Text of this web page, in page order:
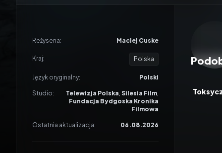
Reżyseria: Maciej Cuske
Kraj: Polska
Język oryginalny: Polski
Studio: Telewizja Polska, Silesia Film,
Fundacja Bydgoska Kronika
Filmowa
Ostatnia aktualizacja: 06.08.2026
FILM
2026